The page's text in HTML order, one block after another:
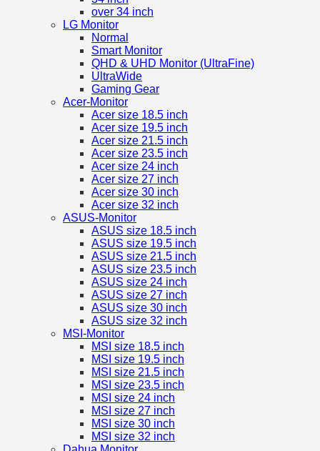
over 34 inch
LG Monitor
Normal
Smart Monitor
QHD & UHD Monitor (UltraFine)
UltraWide
Gaming Gear
Acer-Monitor
Acer size 18.5 inch
Acer size 19.5 inch
Acer size 21.5 inch
Acer size 23.5 inch
Acer size 24 inch
Acer size 27 inch
Acer size 30 inch
Acer size 32 inch
ASUS-Monitor
ASUS size 18.5 inch
ASUS size 19.5 inch
ASUS size 21.5 inch
ASUS size 23.5 inch
ASUS size 24 inch
ASUS size 27 inch
ASUS size 30 inch
ASUS size 32 inch
MSI-Monitor
MSI size 18.5 inch
MSI size 19.5 inch
MSI size 21.5 inch
MSI size 23.5 inch
MSI size 24 inch
MSI size 27 inch
MSI size 30 inch
MSI size 32 inch